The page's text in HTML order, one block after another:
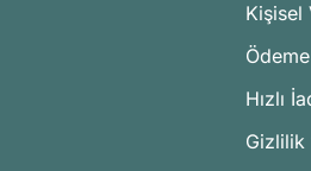
Kişisel
Hızlı
Gizlilik